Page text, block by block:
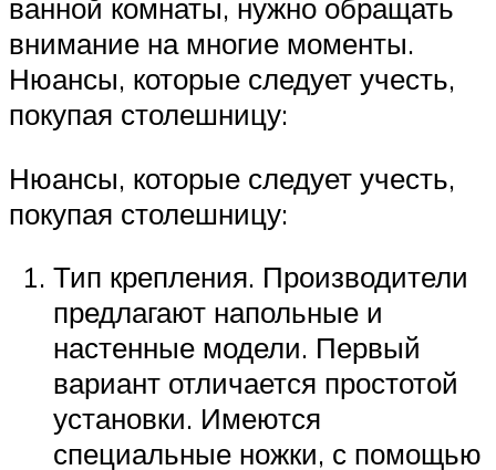
ванной комнаты, нужно обращать
внимание на многие моменты.
Нюансы, которые следует учесть,
покупая столешницу:
Нюансы, которые следует учесть,
покупая столешницу:
Тип крепления. Производители
предлагают напольные и
настенные модели. Первый
вариант отличается простотой
установки. Имеются
специальные ножки, с помощью